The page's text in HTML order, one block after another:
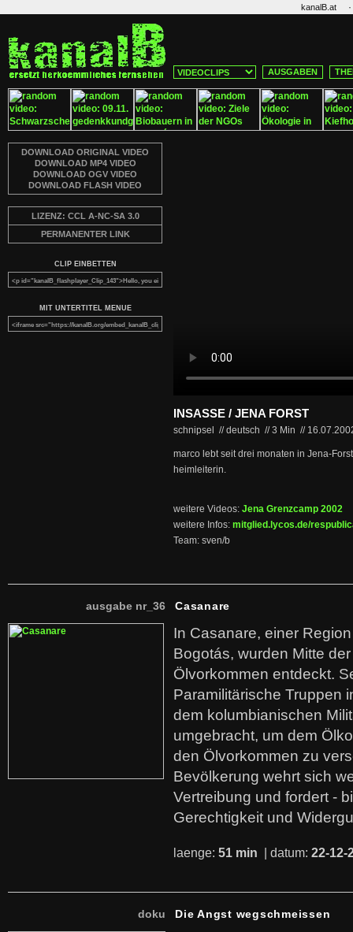
kanalB.at ·
AUSGABEN
DOWNLOAD ORIGINAL VIDEO
DOWNLOAD MP4 VIDEO
DOWNLOAD OGV VIDEO
DOWNLOAD FLASH VIDEO
LIZENZ: CCL A-NC-SA 3.0
PERMANENTER LINK
CLIP EINBETTEN
MIT UNTERTITEL MENUE
INSASSE / JENA FORST
schnipsel // deutsch //3 Min //
marco lebt seit drei monaten in Jena-
heimleiterin.
weitere Videos: Jena Grenzcamp 2002
weitere Infos: mitglied.lycos.de/
Team: sven/b
ausgabe nr_36 Casanare
In Casanare, einer
Bogotás, wurden Mitte
Ölvorkommen entdeckt.
Paramilitärische Truppen
dem kolumbianischen
umgebracht, um dem
den Ölvorkommen zu
Bevölkerung wehrt sich
Vertreibung und fordert -
Gerechtigkeit und
laenge: 51 min | datum: 22-12-
doku Die Angst wegschmeissen